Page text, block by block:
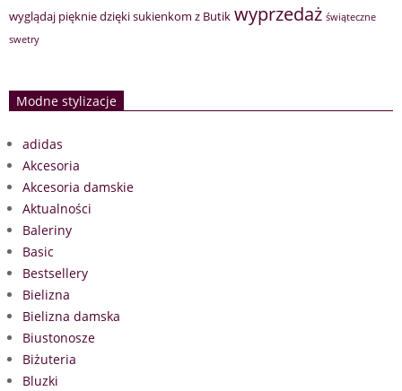
wyglądaj pięknie dzięki sukienkom z Butik wyprzedaż świąteczne
swetry
Modne stylizacje
adidas
Akcesoria
Akcesoria damskie
Aktualności
Baleriny
Basic
Bestsellery
Bielizna
Bielizna damska
Biustonosze
Biżuteria
Bluzki